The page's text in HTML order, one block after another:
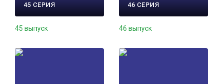
45 СЕРИЯ
45 выпуск
46 СЕРИЯ
46 выпуск